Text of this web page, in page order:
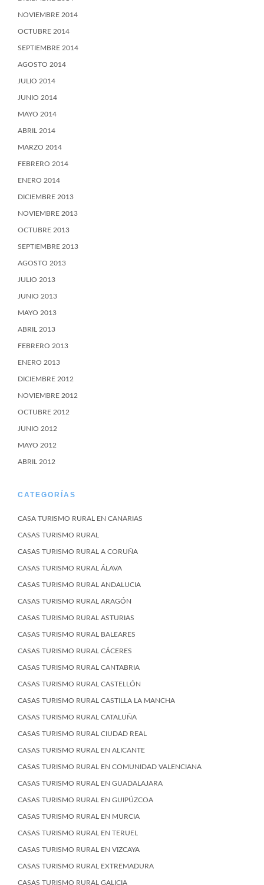
NOVIEMBRE 2014
OCTUBRE 2014
SEPTIEMBRE 2014
AGOSTO 2014
JULIO 2014
JUNIO 2014
MAYO 2014
ABRIL 2014
MARZO 2014
FEBRERO 2014
ENERO 2014
DICIEMBRE 2013
NOVIEMBRE 2013
OCTUBRE 2013
SEPTIEMBRE 2013
AGOSTO 2013
JULIO 2013
JUNIO 2013
MAYO 2013
ABRIL 2013
FEBRERO 2013
ENERO 2013
DICIEMBRE 2012
NOVIEMBRE 2012
OCTUBRE 2012
JUNIO 2012
MAYO 2012
ABRIL 2012
CATEGORÍAS
CASA TURISMO RURAL EN CANARIAS
CASAS TURISMO RURAL
CASAS TURISMO RURAL A CORUÑA
CASAS TURISMO RURAL ÁLAVA
CASAS TURISMO RURAL ANDALUCIA
CASAS TURISMO RURAL ARAGÓN
CASAS TURISMO RURAL ASTURIAS
CASAS TURISMO RURAL BALEARES
CASAS TURISMO RURAL CÁCERES
CASAS TURISMO RURAL CANTABRIA
CASAS TURISMO RURAL CASTELLÓN
CASAS TURISMO RURAL CASTILLA LA MANCHA
CASAS TURISMO RURAL CATALUÑA
CASAS TURISMO RURAL CIUDAD REAL
CASAS TURISMO RURAL EN ALICANTE
CASAS TURISMO RURAL EN COMUNIDAD VALENCIANA
CASAS TURISMO RURAL EN GUADALAJARA
CASAS TURISMO RURAL EN GUIPÚZCOA
CASAS TURISMO RURAL EN MURCIA
CASAS TURISMO RURAL EN TERUEL
CASAS TURISMO RURAL EN VIZCAYA
CASAS TURISMO RURAL EXTREMADURA
CASAS TURISMO RURAL GALICIA